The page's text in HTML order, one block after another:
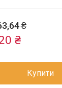
₴
₴
Купити